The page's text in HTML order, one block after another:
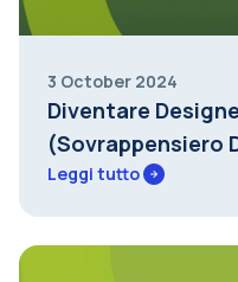
3 October 2024
Diventare
(Sovrappensiero
Leggi tutto